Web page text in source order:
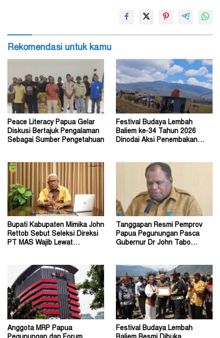
Rekomendasi untuk kamu
Peace Literacy Papua Gelar
Diskusi Bertajuk Pengalaman
Sebagai Sumber Pengetahuan
Festival Budaya Lembah
Baliem ke-34 Tahun 2026
Dinodai Aksi Penembakan
Bupati Kabupaten Mimika John
Rettob Sebut Seleksi Direksi
PT MAS Wajib Lewat
Tanggapan Resmi Pemprov
Papua Pegunungan Pasca
Gubernur Dr John Tabo
Anggota MRP Papua
Festival Budaya Lembah